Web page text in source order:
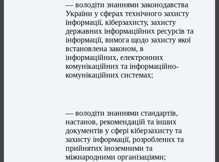
— володіти знаннями законодавства
України у сферах технічного захисту
інформації, кіберзахисту, захисту
державних інформаційних ресурсів та
інформації, вимога щодо захисту якої
встановлена законом, в
інформаційних, електронних
комунікаційних та інформаційно-
комунікаційних системах;
— володіти знаннями стандартів,
настанов, рекомендацій та інших
документів у сфері кіберзахисту та
захисту інформації, розроблених та
прийнятих іноземними та
міжнародними організаціями;